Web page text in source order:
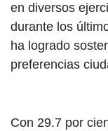
en diversos
durante los
ha logrado
preferencias
Con 29.7 por